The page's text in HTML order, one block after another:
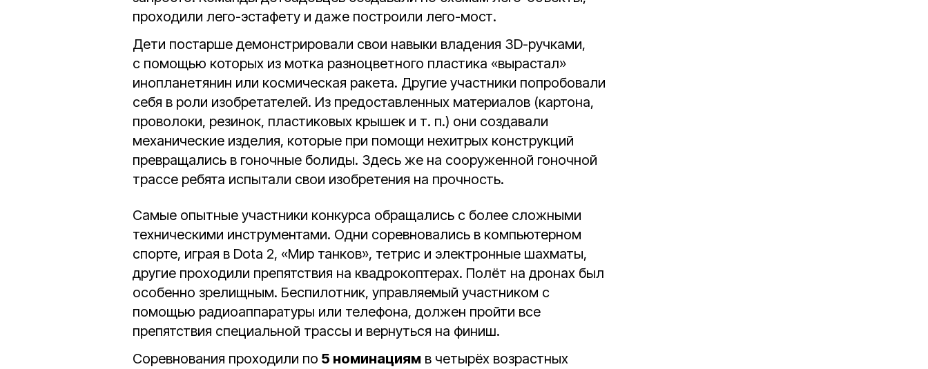
проходили лего-эстафету и даже построили лего-мост.
Дети постарше демонстрировали свои навыки владения 3D-ручками,
с помощью которых из мотка разноцветного пластика «вырастал»
инопланетянин или космическая ракета. Другие участники попробовали
себя в роли изобретателей. Из предоставленных материалов (картона,
проволоки, резинок, пластиковых крышек и т. п.) они создавали
механические изделия, которые при помощи нехитрых конструкций
превращались в гоночные болиды. Здесь же на сооруженной гоночной
трассе ребята испытали свои изобретения на прочность.
Самые опытные участники конкурса обращались с более сложными
техническими инструментами. Одни соревновались в компьютерном
спорте, играя в Dota 2, «Мир танков», тетрис и электронные шахматы,
другие проходили препятствия на квадрокоптерах. Полёт на дронах был
особенно зрелищным. Беспилотник, управляемый участником с
помощью радиоаппаратуры или телефона, должен пройти все
препятствия специальной трассы и вернуться на финиш.
Соревнования проходили по 5 номинациям в четырёх возрастных